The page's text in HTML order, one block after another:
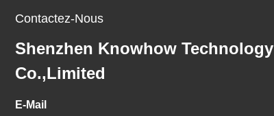
Contactez-Nous
Shenzhen Knowhow Technology
Co.,limited
E-Mail